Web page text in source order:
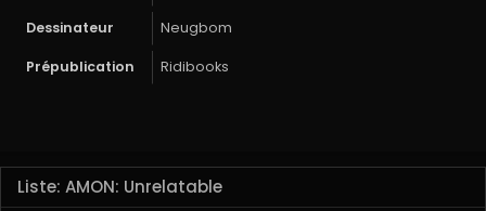
Dessinateur Neugbom
Prépublication Ridibooks
Liste: AMON: Unrelatable